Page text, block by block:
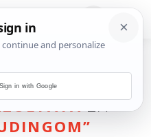
ZA
”
Sign in with Google